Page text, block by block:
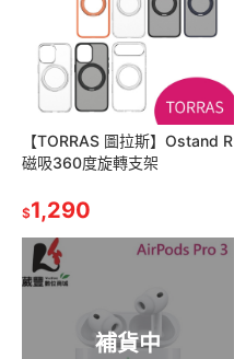
【TORRAS 圖拉斯】Ostand R
磁吸360度旋轉支架
$1,290
補貨中